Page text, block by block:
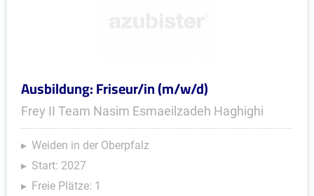
Ausbildung: Friseur/in (m/w/d)
Frey II Team Nasim Esmaeilzadeh Haghighi
Weiden in der Oberpfalz
Start: 2027
Freie Plätze: 1